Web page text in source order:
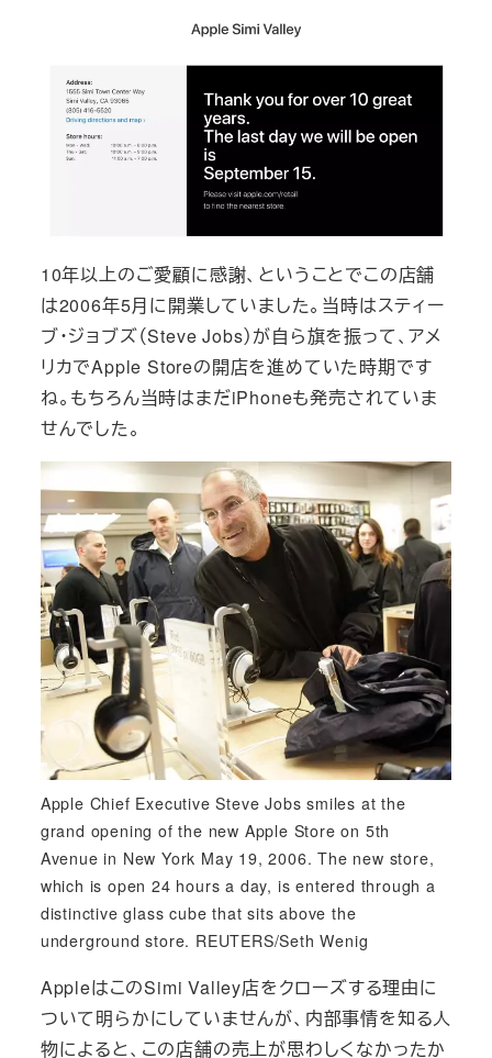
10年以上のご愛顧に感謝、ということでこの店舗
は2006年5月に開業していました。当時はスティー
ブ・ジョブズ（Steve Jobs）が自ら旗を振って、アメ
リカでApple Storeの開店を進めていた時期です
ね。もちろん当時はまだiPhoneも発売されていま
せんでした。
Apple Chief Executive Steve Jobs smiles at the
grand opening of the new Apple Store on 5th
Avenue in New York May 19, 2006. The new store,
which is open 24 hours a day, is entered through a
distinctive glass cube that sits above the
underground store. REUTERS/Seth Wenig
AppleはこのSimi Valley店をクローズする理由に
ついて明らかにしていませんが、内部事情を知る人
物によると、この店舗の売上が思わしくなかったか